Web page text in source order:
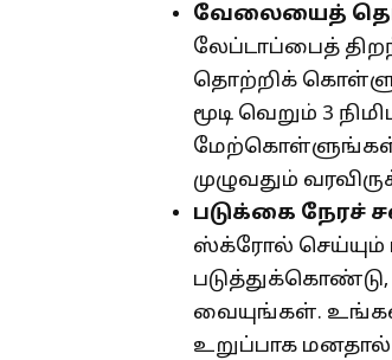
வேலையைத்
லேப்டாப்பைத்
தொற்றிக்
மூடி வெறும் 3
மேற்கொள்ளுங்கள்.
முழுவதும்
படுக்கை நேரச்
ஸ்க்ரோல் செய்யும்
வையுங்கள்.
உறுப்பாக